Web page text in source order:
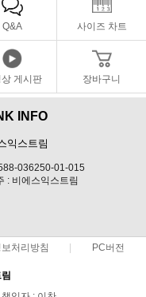
Q&A 사이즈 차트
상 게시판 장바구니
INFO
익스트림
036250-01-015
: 비에스익스트림
처리방침 PC버전